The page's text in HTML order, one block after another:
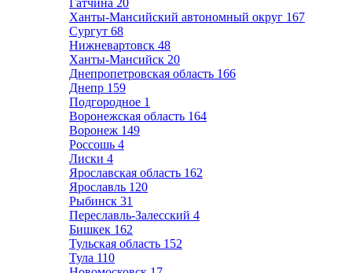
Гатчина 20
Ханты-Мансийский автономный округ 167
Сургут 68
Нижневартовск 48
Ханты-Мансийск 20
Днепропетровская область 166
Днепр 159
Подгородное 1
Воронежская область 164
Воронеж 149
Россошь 4
Лиски 4
Ярославская область 162
Ярославль 120
Рыбинск 31
Переславль-Залесский 4
Бишкек 162
Тульская область 152
Тула 110